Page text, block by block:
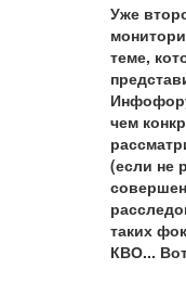
Уже
теме,
чем
(если не
таких
КВО...